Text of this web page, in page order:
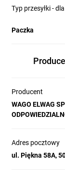
Typ przesyłki -
Paczka
Producent
WAGO ELWAG
Adres pocztowy
ul. Piękna 58A,